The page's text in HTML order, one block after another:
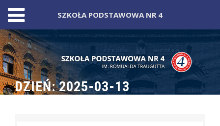
Skip
to
content
DZIEŃ:2025-03-13
SZKOŁA PODSTAWOWA NR 4